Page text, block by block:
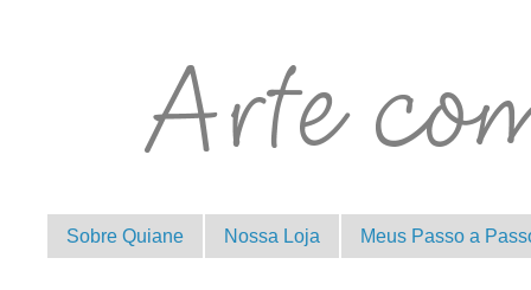
Sobre Quiane Nossa Loja Meus Passo a